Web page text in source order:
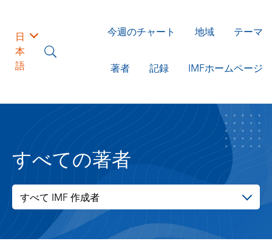
日
本
語
今週のチャート 地域 テーマ
著者 記録 IMFホームページ
すべての著者
すべて IMF 作成者